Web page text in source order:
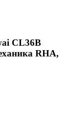
CL36B
RHA,